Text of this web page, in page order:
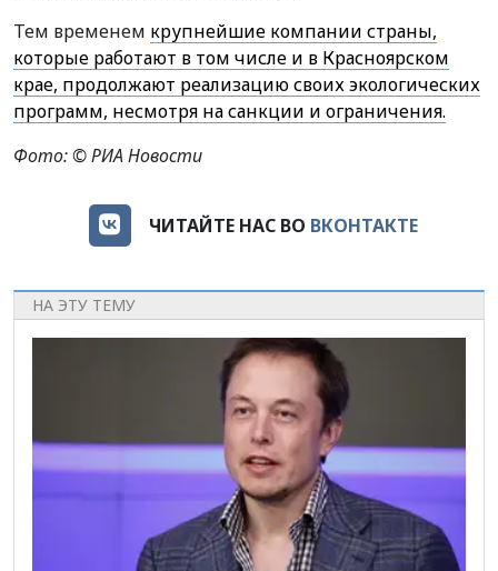
Тем временем крупнейшие компании страны,
которые работают в том числе и в Красноярском
крае, продолжают реализацию своих экологических
программ, несмотря на санкции и ограничения.
Фото: © РИА Новости
ЧИТАЙТЕ НАС ВО ВКОНТАКТЕ
НА ЭТУ ТЕМУ